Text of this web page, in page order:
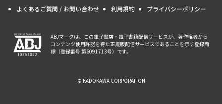
よくあるご質問 / お問い合わせ 利用規約 プライバシーポリシー
ABJマークは、この電子書店・電子書籍配信サービスが、著作権者から
コンテンツ使用許諾を得た正規版配信サービスであることを示す登録商
標（登録番号 第6091713号）です。
© KADOKAWA CORPORATION